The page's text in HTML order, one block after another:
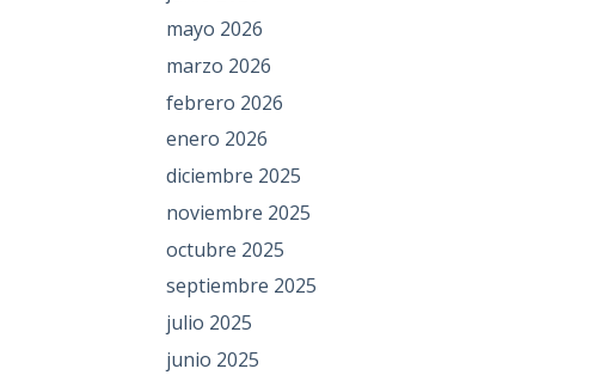
mayo 2026
marzo 2026
febrero 2026
enero 2026
diciembre 2025
noviembre 2025
octubre 2025
septiembre 2025
julio 2025
junio 2025